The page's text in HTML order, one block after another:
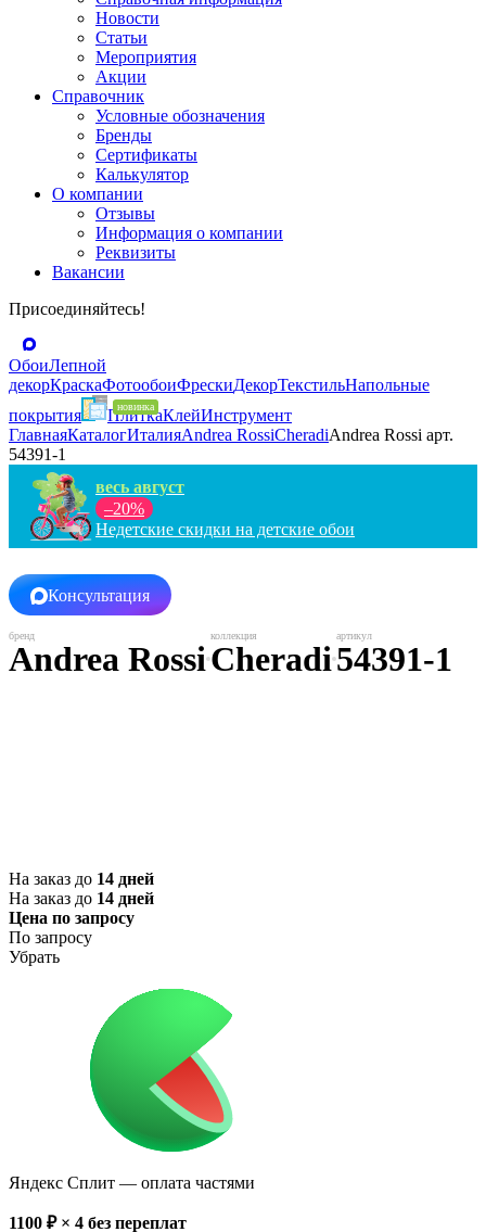
Новости
Статьи
Мероприятия
Акции
Справочник
Условные обозначения
Бренды
Сертификаты
Калькулятор
О компании
Отзывы
Информация о компании
Реквизиты
Вакансии
Присоединяйтесь!
ОбоиЛепной
декорКраскаФотообоиФрескиДекорТекстильНапольные
покрытия
ПлиткаКлейИнструмент
ГлавнаяКаталогИталияAndrea RossiCheradiAndrea Rossi арт.
54391-1
весь август
–20%
Недетские скидки на детские обои
Консультация
Andrea RossiCheradi54391-1
На заказ до 14 дней
На заказ до 14 дней
Цена по запросу
По запросу
Убрать
Яндекс Сплит — оплата частями
1100 ₽ × 4 без переплат